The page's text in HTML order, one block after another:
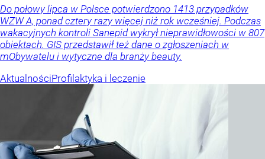
Do połowy lipca w Polsce potwierdzono 1413 przypadków
WZW A, ponad cztery razy więcej niż rok wcześniej. Podczas
wakacyjnych kontroli Sanepid wykrył nieprawidłowości w 807
obiektach. GIS przedstawił też dane o zgłoszeniach w
mObywatelu i wytyczne dla branży beauty.
AktualnościProfilaktyka i leczenie